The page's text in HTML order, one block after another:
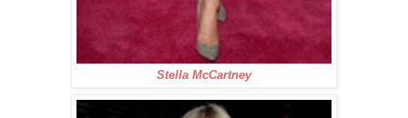
Stella McCartney